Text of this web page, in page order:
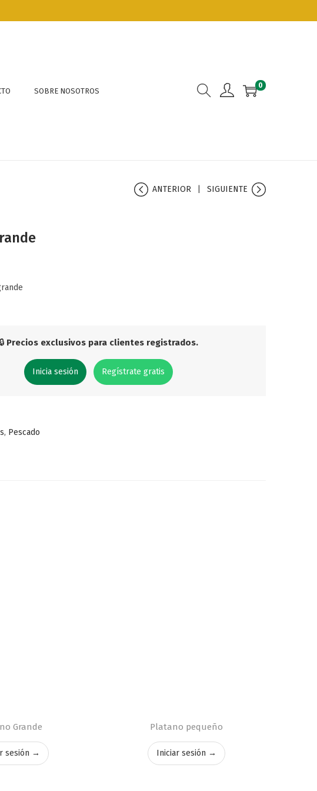
SOBRE NOSOTROS
0
ANTERIOR SIGUIENTE
🔒 Precios exclusivos para clientes registrados.
Inicia sesión Regístrate gratis
, Pescado
Grande
sesión →
Platano pequeño
Iniciar sesión →